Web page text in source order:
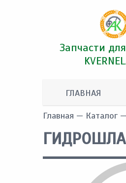
Запчасти
ГЛАВНАЯ
Главная — Каталог